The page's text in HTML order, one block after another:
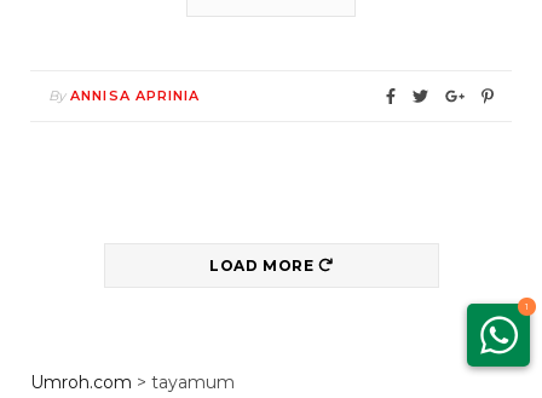
1
By ANNISA APRINIA
LOAD MORE
Umroh.com > tayamum